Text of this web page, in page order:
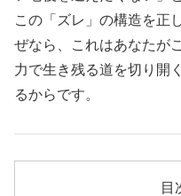
この「ズレ」の構造を正
ぜなら、これはあなたが
力で生き残る道を切り開
るからです。
目